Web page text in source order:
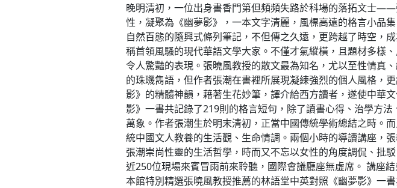
晚明清初，一位出身書香門第但頻頻失路於科場的落拓文士
性，凝聚為《幽夢影》，一本文字清麗，風標高遠的格言小品
自然百態的隨興式條列筆記，不但傳之久遠，更跨越了時空，
稱首領風騷的現代華語文學大家。不僅才氣縱橫，且題材多樣
令人驚豔的表現。張曉風教授的散文最為知名，尤以至性情真
的珠璣雋語，但作者張潮在書裡所展現凝練強烈的個人風格，
影》的精髓神韻，藉著生花妙筆，譯介給西方讀者，遂使中華
影》一書共記錄了219則的格言短句，除了讀書心得、治學方
萬象。作者張潮生於明末清初，正當中國傳統學術總結之時。
統中國文人教養的生活觀、生命情調。兩個小時的導讀講座，
張潮崇尚性靈的生活哲學，時而又不忘以女性的角度調侃、批
近250位現場來賓冒雨前來聆聽，國際會議廳座無虛席。 講座
本館特別精選張曉風教授推薦的林語堂中英對照《幽夢影》一